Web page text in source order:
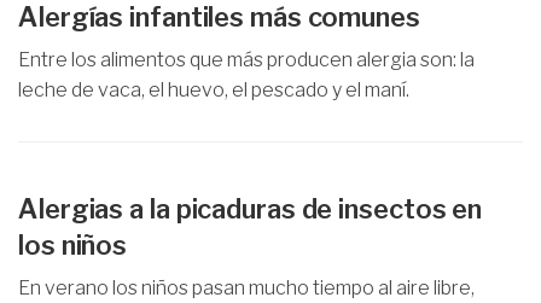
Alergías infantiles más comunes
Entre los alimentos que más producen alergia son: la
leche de vaca, el huevo, el pescado y el maní.
Alergias a la picaduras de insectos en
los niños
En verano los niños pasan mucho tiempo al aire libre,